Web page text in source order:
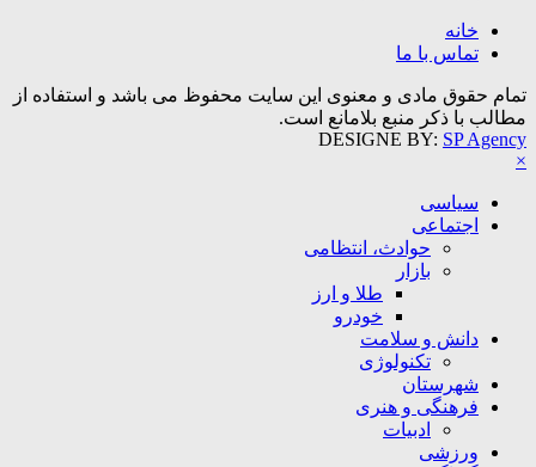
خانه
تماس با ما
تمام حقوق مادی و معنوی این سایت محفوظ می باشد و استفاده از
مطالب با ذکر منبع بلامانع است.
DESIGNE BY: SP Agency
×
سیاسی
اجتماعی
حوادث، انتظامی
بازار
طلا و ارز
خودرو
دانش و سلامت
تکنولوژی
شهرستان
فرهنگی و هنری
ادبیات
ورزشی